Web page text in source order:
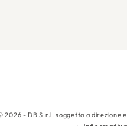
2026 - DB S.r.l. soggetta a direzione